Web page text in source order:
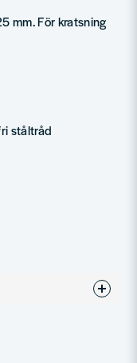
mm. För kratsning
ståltråd